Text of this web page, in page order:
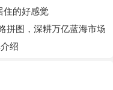
住的好感觉
拼图，深耕万亿蓝海市场
绍